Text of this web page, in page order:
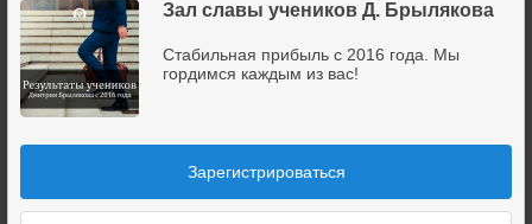
Зал славы учеников Д. Брылякова
Стабильная прибыль с 2016 года. Мы
гордимся каждым из вас!
Зарегистрироваться
22 апреля 2021
Кирпичников